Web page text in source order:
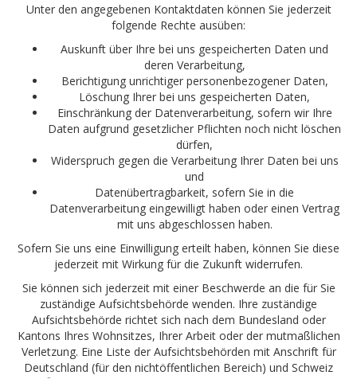
Unter den angegebenen Kontaktdaten können Sie jederzeit
folgende Rechte ausüben:
Auskunft über Ihre bei uns gespeicherten Daten und
deren Verarbeitung,
Berichtigung unrichtiger personenbezogener Daten,
Löschung Ihrer bei uns gespeicherten Daten,
Einschränkung der Datenverarbeitung, sofern wir Ihre
Daten aufgrund gesetzlicher Pflichten noch nicht löschen
dürfen,
Widerspruch gegen die Verarbeitung Ihrer Daten bei uns
und
Datenübertragbarkeit, sofern Sie in die
Datenverarbeitung eingewilligt haben oder einen Vertrag
mit uns abgeschlossen haben.
Sofern Sie uns eine Einwilligung erteilt haben, können Sie diese
jederzeit mit Wirkung für die Zukunft widerrufen.
Sie können sich jederzeit mit einer Beschwerde an die für Sie
zuständige Aufsichtsbehörde wenden. Ihre zuständige
Aufsichtsbehörde richtet sich nach dem Bundesland oder
Kantons Ihres Wohnsitzes, Ihrer Arbeit oder der mutmaßlichen
Verletzung. Eine Liste der Aufsichtsbehörden mit Anschrift für
Deutschland (für den nichtöffentlichen Bereich) und Schweiz